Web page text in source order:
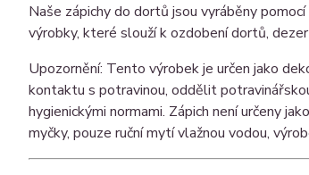
Naše zápichy do dortů jsou vyráběny
výrobky, které slouží k ozdobení dortů,
Upozornění: Tento výrobek je určen jako
kontaktu s potravinou, oddělit
hygienickými normami. Zápich není určeny
myčky, pouze ruční mytí vlažnou vodou,